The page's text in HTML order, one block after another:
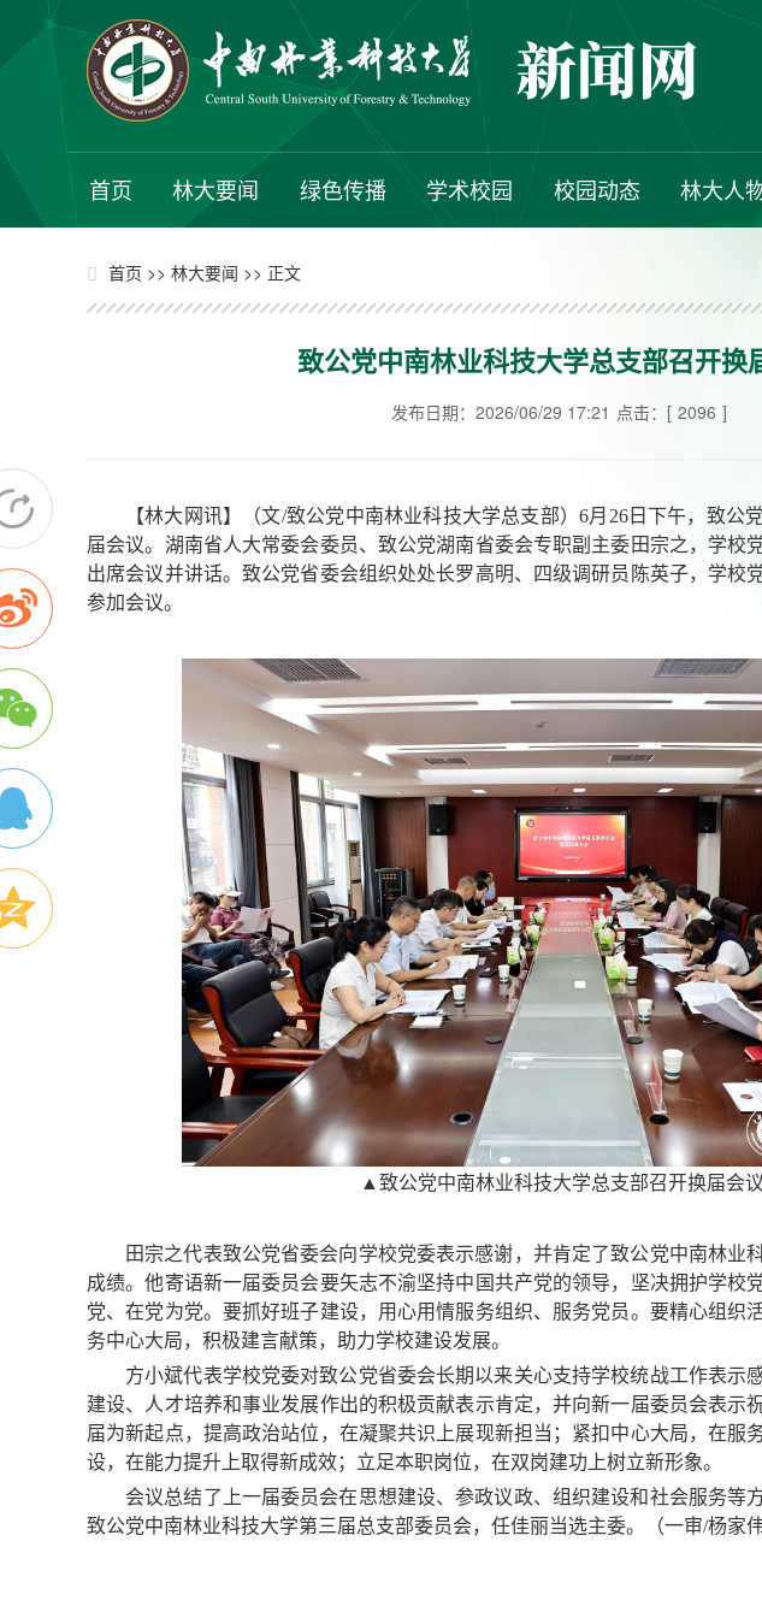
首页 林大要闻 绿色传播 学术校园 校园动态 林大人
首页 >> 林大要闻 >> 正文
致公党中南林业科技大学总支部召开换
发布日期：2026/06/29 17:21 点击：[ 2096 ]
【林大网讯】（文/致公党中南林业科技大学总支部）6月26日下午，致公
届会议。湖南省人大常委会委员、致公党湖南省委会专职副主委田宗之，学校
出席会议并讲话。致公党省委会组织处处长罗高明、四级调研员陈英子，学校
参加会议。
▲致公党中南林业科技大学总支部召开换届会议
田宗之代表致公党省委会向学校党委表示感谢，并肯定了致公党中南林业
成绩。他寄语新一届委员会要矢志不渝坚持中国共产党的领导，坚决拥护学校
党、在党为党。要抓好班子建设，用心用情服务组织、服务党员。要精心组织
务中心大局，积极建言献策，助力学校建设发展。
方小斌代表学校党委对致公党省委会长期以来关心支持学校统战工作表示
建设、人才培养和事业发展作出的积极贡献表示肯定，并向新一届委员会表示
届为新起点，提高政治站位，在凝聚共识上展现新担当；紧扣中心大局，在服
设，在能力提升上取得新成效；立足本职岗位，在双岗建功上树立新形象。
会议总结了上一届委员会在思想建设、参政议政、组织建设和社会服务等
致公党中南林业科技大学第三届总支部委员会，任佳丽当选主委。（一审/杨家